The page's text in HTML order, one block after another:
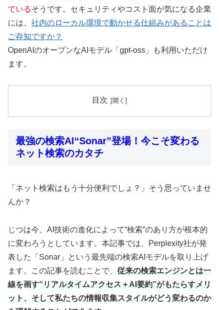
ているそうです。セキュリティやコスト面が気になる企業
には、 社内のローカル環境で動かせる仕組みがあることは
ご存知ですか？
OpenAIのオープンなAIモデル「gpt-oss」も利用いただけ
ます。
目次
最強の検索AI“Sonar”登場！今こそ変わる
ネット検索のカタチ
「ネット検索はもう十分便利でしょ？」そう思っていませ
んか？
じつは今、AI技術の進化によって“検索”のあり方が根本的
に変わろうとしています。本記事では、Perplexity社が発
表した「Sonar」という最先端の検索AIモデルを取り上げ
ます。この記事を読むことで、 従来の検索エンジンとは一
線を画す“リアルタイムアクセス＋AI要約”がもたらすメリ
ット、そして私たちの情報収集スタイルがどう変わるのか